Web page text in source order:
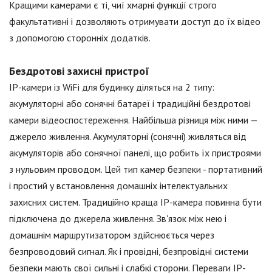
Кращими камерами є ті, чиї хмарні функції строго
факультативні і дозволяють отримувати доступ до їх відео
з допомогою сторонніх додатків.
Бездротові захисні пристрої
IP-камери із WiFi для будинку діляться на 2 типу:
акумуляторні або сонячні батареї і традиційні бездротові
камери відеоспостереження. Найбільша різниця між ними —
джерело живлення. Акумуляторні (сонячні) живляться від
акумуляторів або сонячної панелі, що робить їх пристроями
з нульовим проводом. Цей тип камер безпеки - портативний
і простий у встановлення домашніх інтелектуальних
захисних систем. Традиційно краща IP-камера повинна бути
підключена до джерела живлення. Зв'язок між нею і
домашнім маршрутизатором здійснюється через
безпроводовий сигнал. Як і провідні, безпровідні системи
безпеки мають свої сильні і слабкі сторони. Переваги IP-